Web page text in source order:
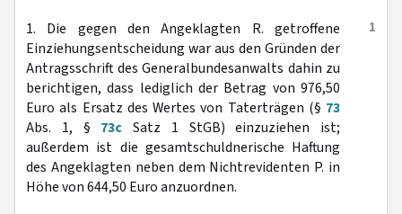
1
1. Die gegen den Angeklagten R. getroffene
Einziehungsentscheidung war aus den Gründen der
Antragsschrift des Generalbundesanwalts dahin zu
berichtigen, dass lediglich der Betrag von 976,50
Euro als Ersatz des Wertes von Taterträgen (§ 73
Abs. 1, § 73c Satz 1 StGB) einzuziehen ist;
außerdem ist die gesamtschuldnerische Haftung
des Angeklagten neben dem Nichtrevidenten P. in
Höhe von 644,50 Euro anzuordnen.